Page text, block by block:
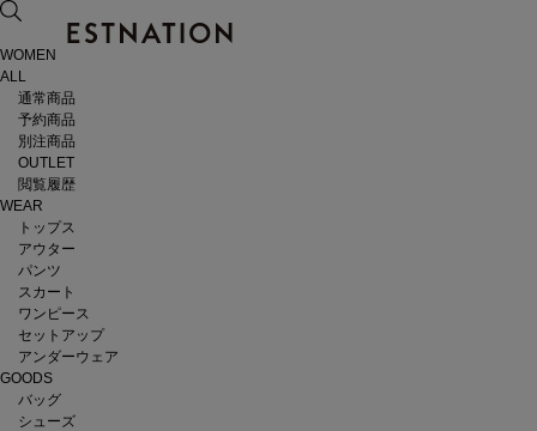
WOMEN
ALL
通常商品
予約商品
別注商品
OUTLET
閲覧履歴
WEAR
トップス
アウター
パンツ
スカート
ワンピース
セットアップ
アンダーウェア
GOODS
バッグ
シューズ